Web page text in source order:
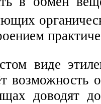
виде
доводят до